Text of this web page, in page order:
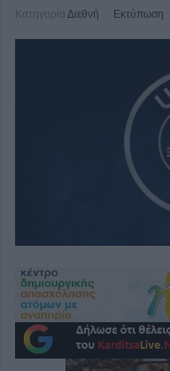
Κατηγορία Διεθνή Εκτύπωση